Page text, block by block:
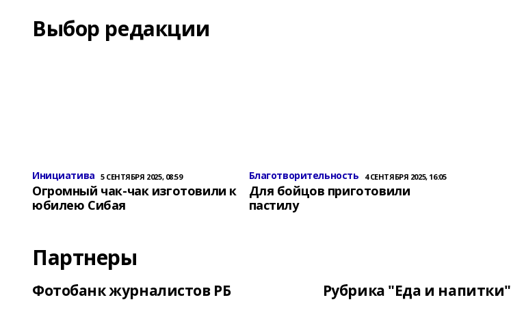
Выбор редакции
Инициатива 5 СЕНТЯБРЯ 2025, 08:59
Огромный чак-чак изготовили к
юбилею Сибая
Благотворительность 4 СЕНТЯБРЯ 2025, 16:05
Для бойцов приготовили
пастилу
Партнеры
Фотобанк журналистов РБ Рубрика "Еда и напитки"